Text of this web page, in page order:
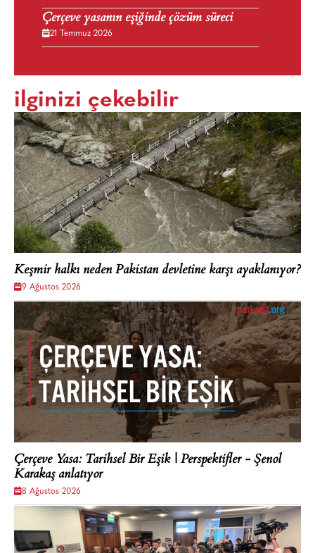
Çerçeve yasanın eşiğinde çözüm süreci
21 Temmuz 2026
ilginizi çekebilir
Keşmir halkı neden Pakistan devletine karşı ayaklanıyor?
9 Ağustos 2026
Çerçeve Yasa: Tarihsel Bir Eşik | Perspektifler - Şenol
Karakaş anlatıyor
8 Ağustos 2026